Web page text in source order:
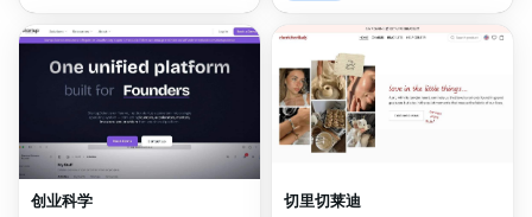
创业科学 切里切莱迪